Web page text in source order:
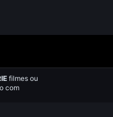
filmes ou
com